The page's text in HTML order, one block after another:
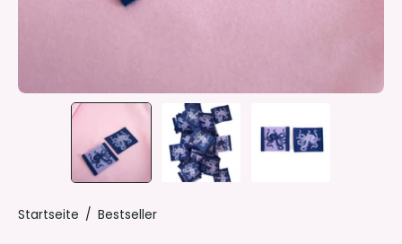
Startseite / Bestseller